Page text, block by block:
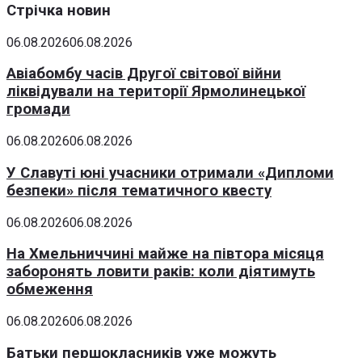
Стрічка новин
06.08.202606.08.2026
Авіабомбу часів Другої світової війни
ліквідували на території Ярмолинецької
громади
06.08.202606.08.2026
У Славуті юні учасники отримали «Дипломи
безпеки» після тематичного квесту
06.08.202606.08.2026
На Хмельниччині майже на півтора місяця
заборонять ловити раків: коли діятимуть
обмеження
06.08.202606.08.2026
Батьки першокласників уже можуть